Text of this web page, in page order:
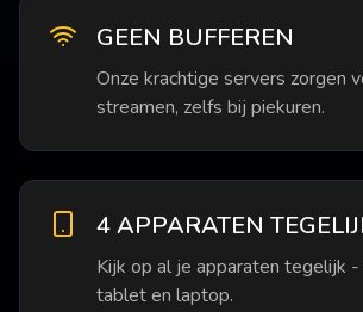
GEEN BUFFEREN
Onze krachtige servers zorgen
streamen, zelfs bij piekuren.
4 APPARATEN
Kijk op al je apparaten tegelijk
tablet en laptop.